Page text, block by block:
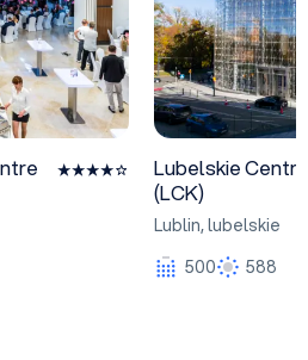
Lubelskie
(LCK)
Lublin,lubelskie
500
588